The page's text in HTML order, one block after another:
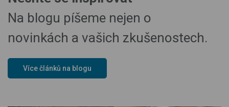
Na blogu píšeme nejen o
novinkách a vašich zkušenostech.
Více článků na blogu